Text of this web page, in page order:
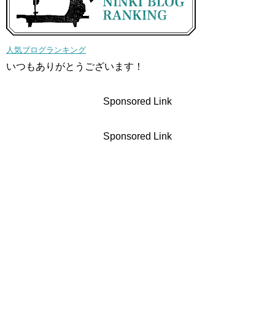
人気ブログランキング
いつもありがとうございます！
Sponsored Link
Sponsored Link